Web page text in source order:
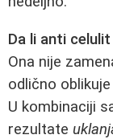
Da li anti
Ona nije
odlično
U kombinaciji
rezultate